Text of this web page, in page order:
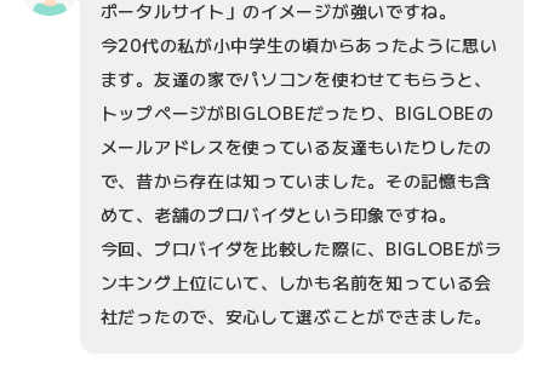
ポータルサイト」のイメージが強いですね。
今20代の私が小中学生の頃からあったように思い
ます。友達の家でパソコンを使わせてもらうと、
トップページがBIGLOBEだったり、BIGLOBEの
メールアドレスを使っている友達もいたりしたの
で、昔から存在は知っていました。その記憶も含
めて、老舗のプロバイダという印象ですね。
今回、プロバイダを比較した際に、BIGLOBEがラ
ンキング上位にいて、しかも名前を知っている会
社だったので、安心して選ぶことができました。